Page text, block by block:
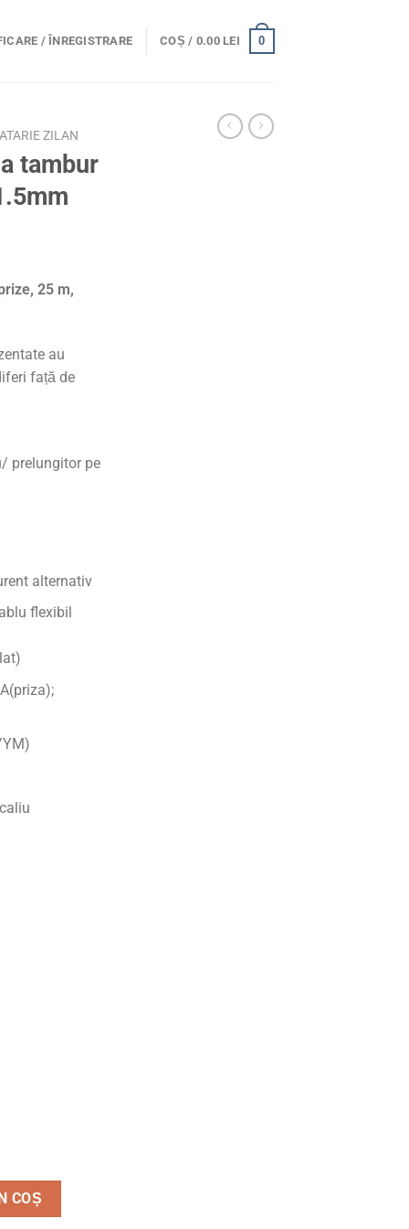
/ ÎNREGISTRARE COȘ / 0.00 LEI 0
ZILAN
tambur
25 m,
au
față de
prelungitor pe
alternativ
flexibil
4 prize, 25 m, 3x1.5mm
COȘ